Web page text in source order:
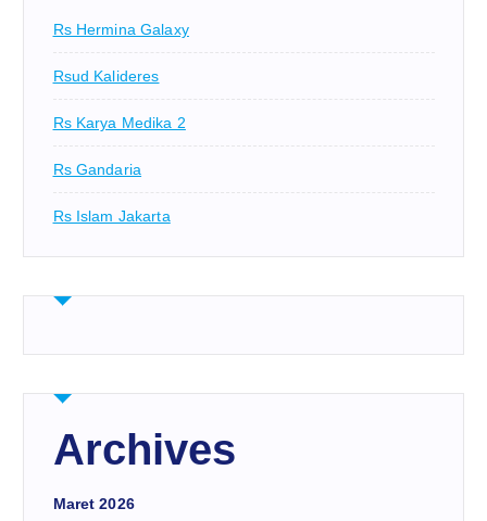
Rs Hermina Galaxy
Rsud Kalideres
Rs Karya Medika 2
Rs Gandaria
Rs Islam Jakarta
Archives
Maret 2026